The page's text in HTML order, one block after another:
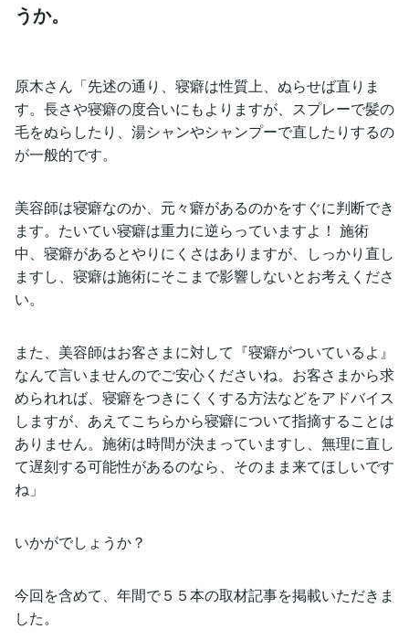
うか。
原木さん「先述の通り、寝癖は性質上、ぬらせば直りま
す。長さや寝癖の度合いにもよりますが、スプレーで髪の
毛をぬらしたり、湯シャンやシャンプーで直したりするの
が一般的です。
美容師は寝癖なのか、元々癖があるのかをすぐに判断でき
ます。たいてい寝癖は重力に逆らっていますよ！ 施術
中、寝癖があるとやりにくさはありますが、しっかり直し
ますし、寝癖は施術にそこまで影響しないとお考えくださ
い。
また、美容師はお客さまに対して『寝癖がついているよ』
なんて言いませんのでご安心くださいね。お客さまから求
められれば、寝癖をつきにくくする方法などをアドバイス
しますが、あえてこちらから寝癖について指摘することは
ありません。施術は時間が決まっていますし、無理に直し
て遅刻する可能性があるのなら、そのまま来てほしいです
ね」
いかがでしょうか？
今回を含めて、年間で５５本の取材記事を掲載いただきま
した。